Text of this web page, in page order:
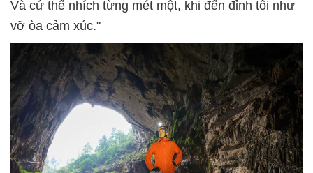
Và cứ thế nhích từng mét một, khi đến đỉnh tôi như
vỡ òa cảm xúc."